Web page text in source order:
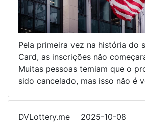
Pela primeira vez na história do
Card, as inscrições não
Muitas pessoas temiam que o
sido cancelado, mas isso não é
DVLottery.me 2025-10-08